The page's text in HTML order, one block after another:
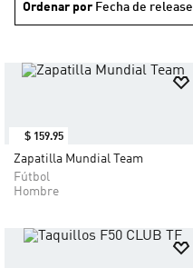
Ordenar por Fecha de release
$ 159.95
Zapatilla Mundial Team
Fútbol
Hombre